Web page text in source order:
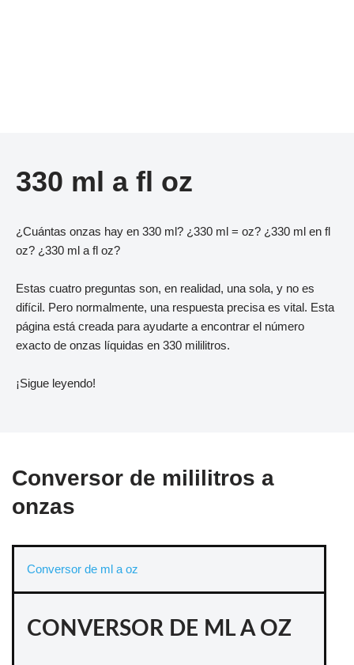
330 ml a fl oz
¿Cuántas onzas hay en 330 ml? ¿330 ml = oz? ¿330 ml en fl
oz? ¿330 ml a fl oz?
Estas cuatro preguntas son, en realidad, una sola, y no es
difícil. Pero normalmente, una respuesta precisa es vital. Esta
página está creada para ayudarte a encontrar el número
exacto de onzas líquidas en 330 mililitros.
¡Sigue leyendo!
Conversor de mililitros a
onzas
Conversor de ml a oz
CONVERSOR DE ML A OZ